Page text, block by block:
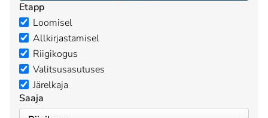
Etapp
Loomisel
Allkirjastamisel
Riigikogus
Valitsusasutuses
Järelkaja
Saaja